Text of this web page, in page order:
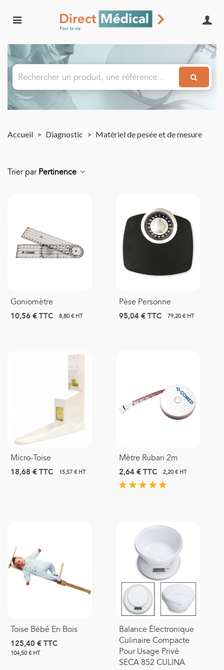
Accueil > Diagnostic > Matériel de pesée et de mesure
Trier par Pertinence
Goniomètre
10,56 €TTC 8,80 € HT
Pèse Personne
95,04 €TTC 79,20 € HT
Micro-Toise
18,68 €TTC 15,57 € HT
Mètre Ruban 2m
2,64 €TTC 2,20 € HT
Toise Bébé En Bois
125,40 €TTC
104,50 € HT
Balance Électronique
Culinaire Compacte
Pour Usage Privé
SECA 852 CULINA